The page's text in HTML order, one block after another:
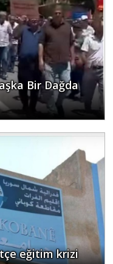
Bir Dağda
eğitim krizi